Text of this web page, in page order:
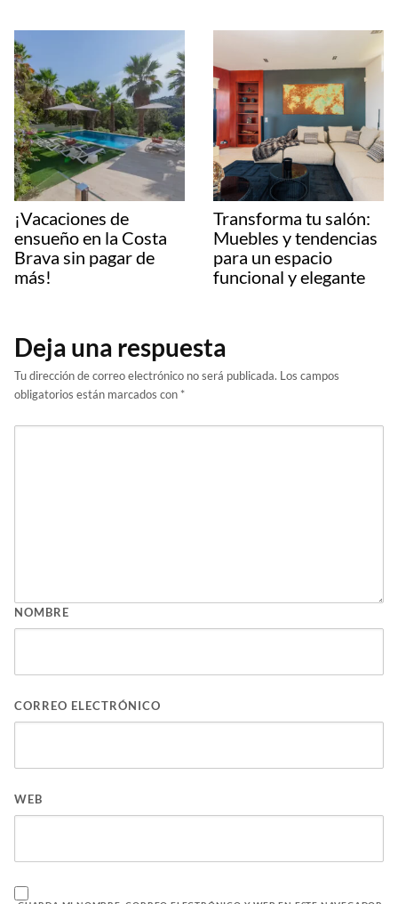
¡Vacaciones de
ensueño en la Costa
Brava sin pagar de
más!
Transforma tu salón:
Muebles y tendencias
para un espacio
funcional y elegante
Deja una respuesta
Tu dirección de correo electrónico no será publicada. Los campos
obligatorios están marcados con *
NOMBRE
CORREO ELECTRÓNICO
WEB